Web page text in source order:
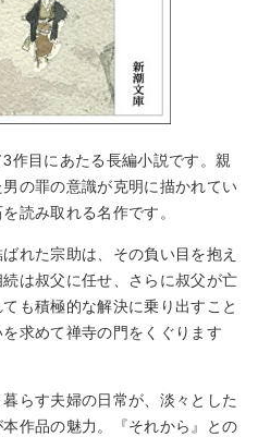
作目にあたる長編小説です。親
の罪の意識が克明に描かれてい
読み取れる名作です。
れた宗助は、その負い目を抱え
は叔父に任せ、さらに叔父が亡
も積極的な解決に乗り出すこと
求めて禅寺の門をくぐります
らす夫婦の日常が、淡々とした
作品の魅力。『それから』との